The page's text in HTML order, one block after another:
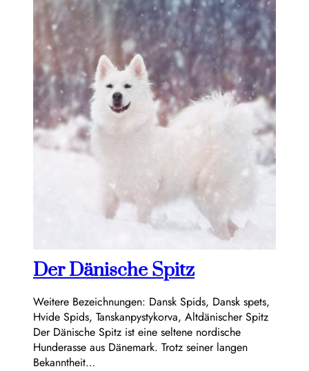
Der Dänische Spitz
Weitere Bezeichnungen: Dansk Spids, Dansk spets,
Hvide Spids, Tanskanpystykorva, Altdänischer Spitz
Der Dänische Spitz ist eine seltene nordische
Hunderasse aus Dänemark. Trotz seiner langen
Bekanntheit…